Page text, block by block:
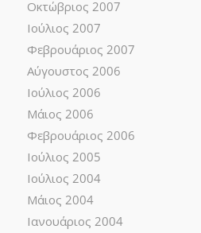
Οκτώβριος 2007
Ιούλιος 2007
Φεβρουάριος 2007
Αύγουστος 2006
Ιούλιος 2006
Μάιος 2006
Φεβρουάριος 2006
Ιούλιος 2005
Ιούλιος 2004
Μάιος 2004
Ιανουάριος 2004